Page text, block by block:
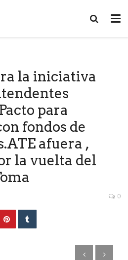
la iniciativa
para
fondos de
afuera ,
la vuelta del
0